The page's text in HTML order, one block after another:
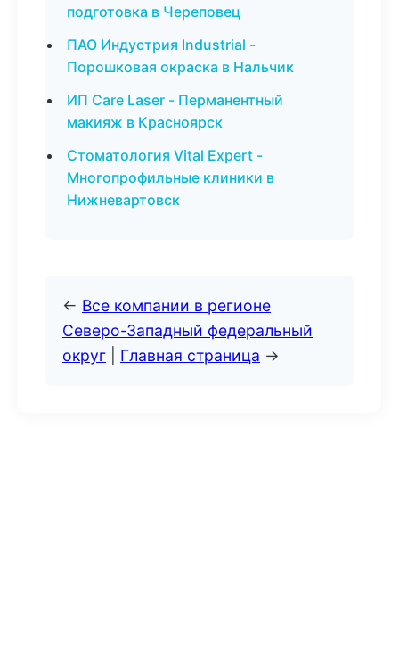
подготовка в Череповец
ПАО Индустрия Industrial -
Порошковая окраска в Нальчик
ИП Care Laser - Перманентный
макияж в Красноярск
Стоматология Vital Expert -
Многопрофильные клиники в
Нижневартовск
← Все компании в регионе
Северо-Западный федеральный
округ
Главная страница →